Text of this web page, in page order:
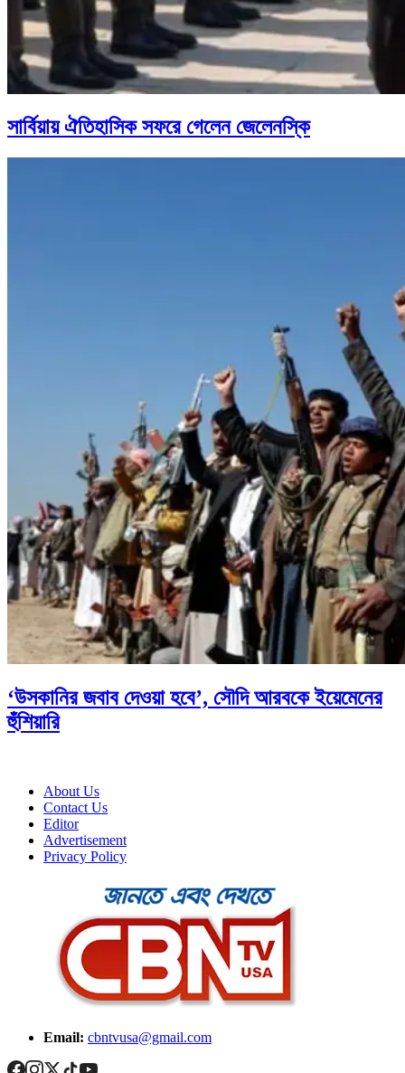
সার্বিয়ায় ঐতিহাসিক সফরে গেলেন জেলেনস্কি
‘উসকানির জবাব দেওয়া হবে’, সৌদি আরবকে ইয়েমেনের
হুঁশিয়ারি
About Us
Contact Us
Editor
Advertisement
Privacy Policy
Email: cbntvusa@gmail.com